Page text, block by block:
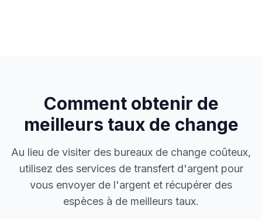
Comment obtenir de
meilleurs taux de change
Au lieu de visiter des bureaux de change coûteux,
utilisez des services de transfert d'argent pour
vous envoyer de l'argent et récupérer des
espèces à de meilleurs taux.